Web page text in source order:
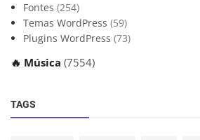
Fontes (254)
Temas WordPress (59)
Plugins WordPress (73)
🔥 Música (7554)
TAGS